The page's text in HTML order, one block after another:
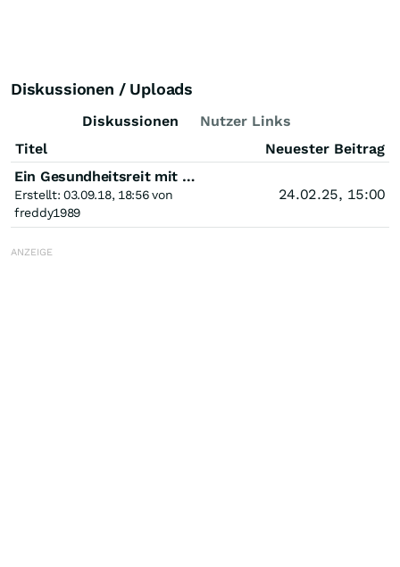
Diskussionen / Uploads
Diskussionen
Nutzer Links
Titel
Neuester Beitrag
Ein Gesundheitsreit mit Zukunftspotenzial für die Buy and Hold Strategie
Erstellt: 03.09.18, 18:56 von
freddy1989
24.02.25, 15:00